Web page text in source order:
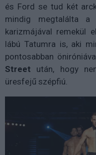
és Ford se tud két
mindig megtalálta a
karizmájával remekül
lábú Tatumra is, aki
pontosabban
Street után, hogy
üresfejű szépfiú.